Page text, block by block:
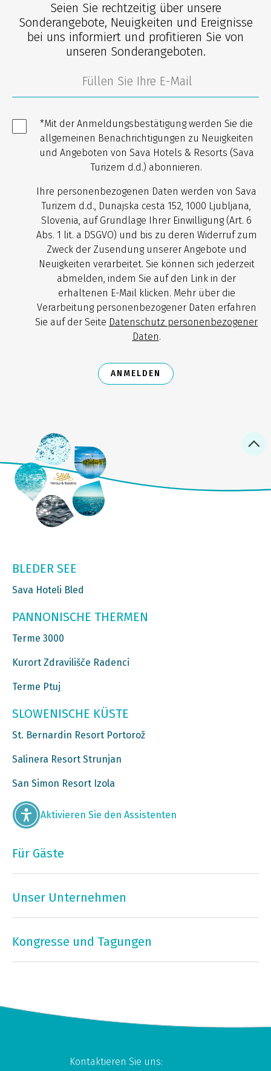
Seien Sie rechtzeitig über unsere
Sonderangebote, Neuigkeiten und Ereignisse
bei uns informiert und profitieren Sie von
unseren Sonderangeboten.
*Mit der Anmeldungsbestätigung werden Sie die
allgemeinen Benachrichtigungen zu Neuigkeiten
und Angeboten von Sava Hotels & Resorts (Sava
Turizem d.d.) abonnieren.
Ihre personenbezogenen Daten werden von Sava
Turizem d.d., Dunajska cesta 152, 1000 Ljubljana,
Slovenia, auf Grundlage Ihrer Einwilligung (Art. 6
Abs. 1 lit. a DSGVO) und bis zu deren Widerruf zum
Zweck der Zusendung unserer Angebote und
Neuigkeiten verarbeitet. Sie können sich jederzeit
abmelden, indem Sie auf den Link in der
erhaltenen E-Mail klicken. Mehr über die
Verarbeitung personenbezogener Daten erfahren
Sie auf der Seite Datenschutz personenbezogener
Daten.
ANMELDEN
BLEDER SEE
Sava Hoteli Bled
PANNONISCHE THERMEN
Terme 3000
Kurort Zdravilišče Radenci
Terme Ptuj
SLOWENISCHE KÜSTE
St. Bernardin Resort Portorož
Salinera Resort Strunjan
San Simon Resort Izola
Aktivieren Sie den Assistenten
Für Gäste
Unser Unternehmen
Kongresse und Tagungen
Kontaktieren Sie uns: